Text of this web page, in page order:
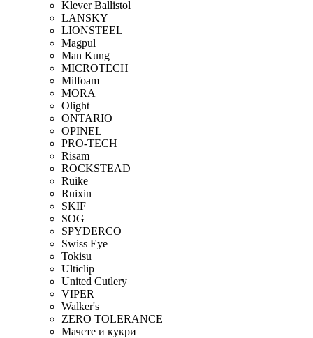
Klever Ballistol
LANSKY
LIONSTEEL
Magpul
Man Kung
MICROTECH
Milfoam
MORA
Olight
ONTARIO
OPINEL
PRO-TECH
Risam
ROCKSTEAD
Ruike
Ruixin
SKIF
SOG
SPYDERCO
Swiss Eye
Tokisu
Ulticlip
United Cutlery
VIPER
Walker's
ZERO TOLERANCE
Мачете и кукри